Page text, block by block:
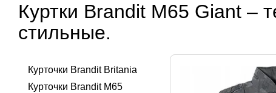
Куртки Brandit M65 Giant –
стильные.
Курточки Brandit Britania
Курточки Brandit M65